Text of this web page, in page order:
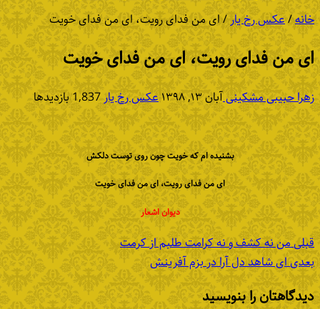
خانه/عکس رخ یار/ای من فدای رویت، ای من فدای خویت
ای من فدای رویت، ای من فدای خویت
زهرا حبیبی مشکینیآبان ۱۳, ۱۳۹۸ عکس رخ یار1,837 بازدیدها
بشنیده ام که خویت چون روی توست دلکش
ای من فدای رویت، ای من فدای خویت
دیوان اشعار
قبلیمن نه کشف و نه کرامت طلبم از کرمت
بعدیای شاهد دل آرا در بزم آفرینش
دیدگاهتان را بنویسید